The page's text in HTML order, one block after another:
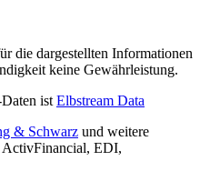
die dargestellten Informationen
keine Gewährleistung.
ist Elbstream Data
& Schwarz und weitere
ActivFinancial, EDI,